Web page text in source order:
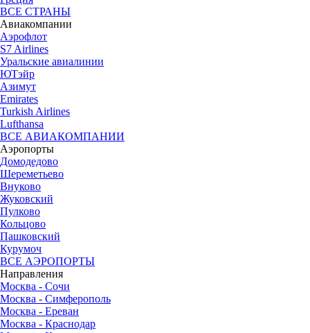
ВСЕ СТРАНЫ
Авиакомпании
Аэрофлот
S7 Airlines
Уральские авиалинии
ЮТэйр
Азимут
Emirates
Turkish Airlines
Lufthansa
ВСЕ АВИАКОМПАНИИ
Аэропорты
Домодедово
Шереметьево
Внуково
Жуковский
Пулково
Кольцово
Пашковский
Курумоч
ВСЕ АЭРОПОРТЫ
Направления
Москва - Сочи
Москва - Симферополь
Москва - Ереван
Москва - Краснодар